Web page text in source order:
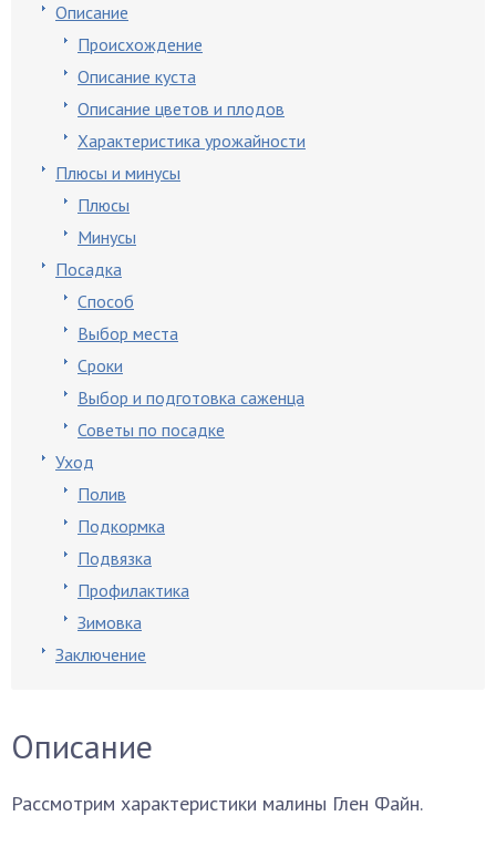
Описание
Происхождение
Описание куста
Описание цветов и плодов
Характеристика урожайности
Плюсы и минусы
Плюсы
Минусы
Посадка
Способ
Выбор места
Сроки
Выбор и подготовка саженца
Советы по посадке
Уход
Полив
Подкормка
Подвязка
Профилактика
Зимовка
Заключение
Описание
Рассмотрим характеристики малины Глен Файн.